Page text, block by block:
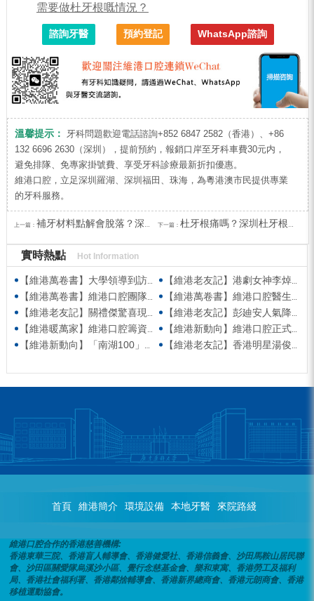
需要做杜牙根嘅情況？
諮詢牙醫 預約登記 WhatsApp諮詢
溫馨提示：
牙科問題歡迎電話諮詢+852 6847 2582（香港）、+86
132 6696 2630（深圳），提前預約，報銷口岸至牙科車費30元内，
避免排隊、免專家掛號費、享受牙科診療最新折扣優惠。
維港口腔，立足深圳羅湖、深圳福田、珠海，為粵港澳市民提供專業
的牙科服務。
上一篇： 補牙材料點解會脫落？深圳補牙質保幾耐？ 下一篇： 杜牙根痛嗎？深圳杜牙根價錢？
實時熱點 Hot Information
【維港萬卷書】大學領導到訪維港口腔參觀交流 高度讚賞院感消毒與規範化管理
【維港老友記】港劇女神李焯寧現身維港口腔擔任一日店長，分享護牙心得
【維港萬卷書】維港口腔團隊走進香港書展 感受閱讀力量拓寬專業視野
【維港萬卷書】維港口腔醫生團隊受邀參與美國登士柏西諾德專題研討 聚焦無牙頜種植修復前沿策略
【維港老友記】關禮傑驚喜現身維港口腔出任明星一日CEO 即場演繹同分享經驗！
【維港老友記】彭廸安人氣降臨維港口腔任明星一日店長 勁歌熱舞快閃表演點燃全場！
【維港暖萬家】維港口腔籌資捐款援助廣西洪澇災區 攜手香港廣西南寧同鄉會共獻愛心
【維港新動向】維港口腔正式獲聘為「羅湖區社會醫療機構行業協會監事單位」
【維港新動向】「南湖100」品牌發佈會 維港口腔獲評「突出貢獻企業」殊榮
【維港老友記】香港明星湯俊明驚喜現身維港口腔 擔任明星一日店長！
首頁 維港簡介 環境設備 本地牙醫 來院路綫
維港口腔合作的香港慈善機構:
香港東華三院、香港盲人輔導會、香港健愛社、香港信義會、沙田馬鞍山居民聯
會、沙田區關愛隊烏溪沙小區、覺行念慈基金會、樂和東寓、香港勞工及福利
局、香港社會福利署、香港鄰捨輔導會、香港新界總商會、香港元朗商會、香港
移植運動協會。